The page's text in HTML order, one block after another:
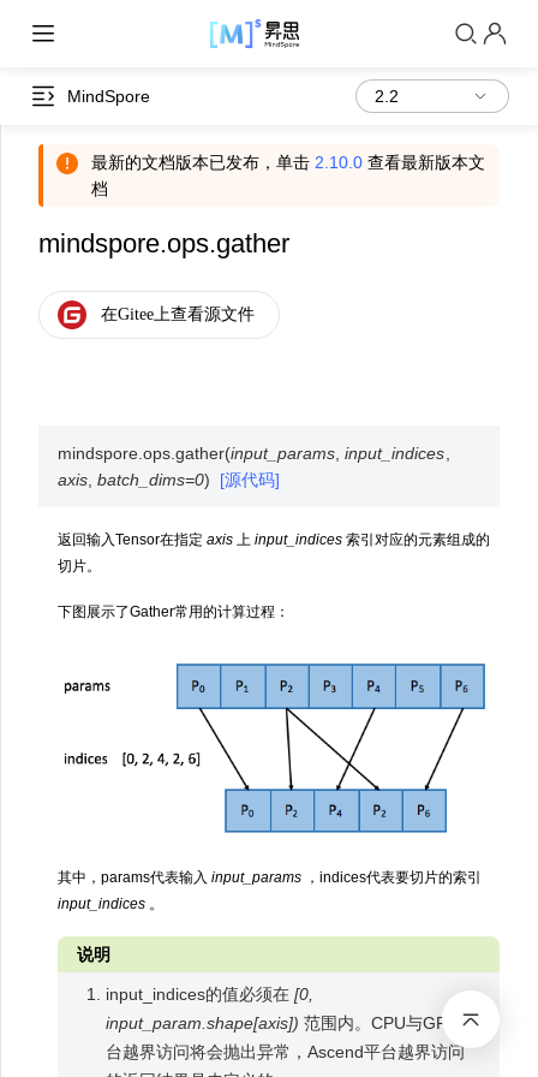
MindSpore
最新的文档版本已发布，单击 2.10.0 查看最新版本文
档
mindspore.ops.gather
mindspore.ops.gather(input_params ,input_indices
axis ,batch_dims=0) [源代码]
返回输入Tensor在指定 axis 上 input_indices 索引对应的元素组成的
切片。
下图展示了Gather常用的计算过程：
其中，params代表输入 input_params ，indices代表要切片的索引
input_indices 。
说明
input_indices的值必须在 [0,
input_param.shape[axis]) 范围内。CPU与GPU平
台越界访问将会抛出异常，Ascend平台越界访问